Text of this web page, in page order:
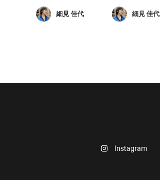
細見 佳代 細見 佳代
Instagram